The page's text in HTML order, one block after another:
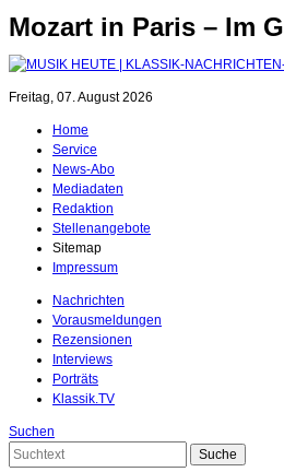
Mozart in Paris – Im
Freitag, 07. August 2026
Home
Service
News-Abo
Mediadaten
Redaktion
Stellenangebote
Sitemap
Impressum
Nachrichten
Vorausmeldungen
Rezensionen
Interviews
Porträts
Klassik.TV
Suchen